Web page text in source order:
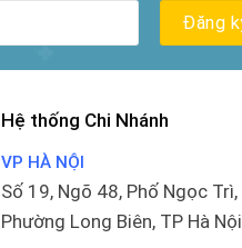
Hệ thống Chi Nhánh
VP HÀ NỘI
Số 19, Ngõ 48, Phố Ngọc Trì,
Phường Long Biên, TP Hà Nội